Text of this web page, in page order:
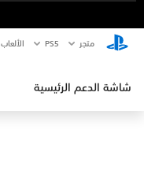
متجر PS5‏ الألعاب
شاشة الدعم الرئيسية